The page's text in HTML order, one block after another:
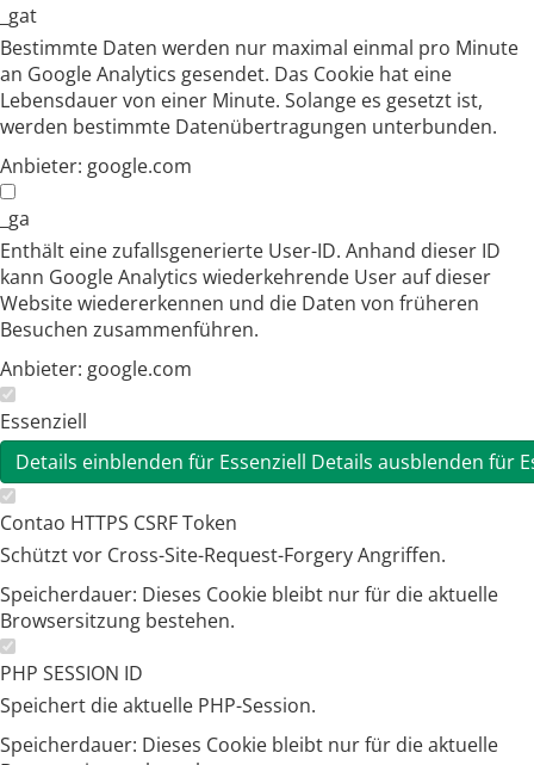
_gat
Bestimmte Daten werden nur maximal einmal pro Minute
an Google Analytics gesendet. Das Cookie hat eine
Lebensdauer von einer Minute. Solange es gesetzt ist,
werden bestimmte Datenübertragungen unterbunden.
Anbieter: google.com
_ga
Enthält eine zufallsgenerierte User-ID. Anhand dieser ID
kann Google Analytics wiederkehrende User auf dieser
Website wiedererkennen und die Daten von früheren
Besuchen zusammenführen.
Anbieter: google.com
Essenziell
Details einblenden für Essenziell Details ausblenden für
Contao HTTPS CSRF Token
Schützt vor Cross-Site-Request-Forgery Angriffen.
Speicherdauer: Dieses Cookie bleibt nur für die aktuelle
Browsersitzung bestehen.
PHP SESSION ID
Speichert die aktuelle PHP-Session.
Speicherdauer: Dieses Cookie bleibt nur für die aktuelle